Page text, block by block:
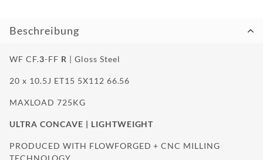
Beschreibung
WF CF.3-FF R | Gloss Steel
20 x 10.5J ET15 5X112 66.56
MAXLOAD 725KG
ULTRA CONCAVE | LIGHTWEIGHT
PRODUCED WITH FLOWFORGED + CNC MILLING